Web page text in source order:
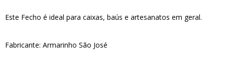
Este Fecho é ideal para caixas, baús e artesanatos em geral.
Fabricante: Armarinho São José